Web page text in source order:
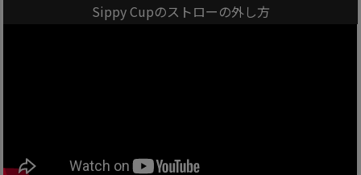
Sippy Cupのストローの外し方